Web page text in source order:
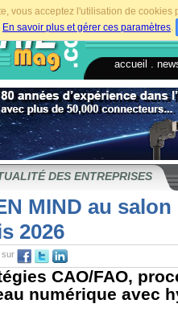
vous acceptez l'utilisation de
En savoir plus et gérer ces paramètres.
accueil
DES ENTREPRISES
MIND au
2026
sur
CAO/FAO,
numérique avec